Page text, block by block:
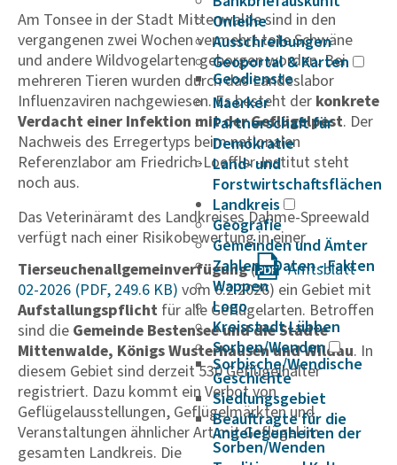
Onleihe
Ausschreibungen
Geoportal & Karten
Geodienste
Maerker
Partnerschaft für
Demokratie
Land- und
Forstwirtschaftsflächen
Landkreis
Geografie
Gemeinden und Ämter
Zahlen - Daten - Fakten
Wappen
Logo
Kreisstadt Lübben
Sorben/Wenden
Sorbische/Wendische
Geschichte
Siedlungsgebiet
Beauftragte für die
Angelegenheiten der
Sorben/Wenden
Am Tonsee in der Stadt Mittenwalde sind in den
vergangenen zwei Wochen vermehrt tote Schwäne
und andere Wildvogelarten geborgen worden. Bei
mehreren Tieren wurden durch das Landeslabor
Influenzaviren nachgewiesen. Es besteht der konkrete
Verdacht einer Infektion mit der Geflügelpest. Der
Nachweis des Erregertyps beim nationalen
Referenzlabor am Friedrich-Loeffler-Institut steht
noch aus.
Das Veterinäramt des Landkreises Dahme-Spreewald
verfügt nach einer Risikobewertung in einer
Tierseuchenallgemeinverfügung(
Amts­blatt
02-2026
vom 6.2.2026) ein Gebiet mit
Aufstallungspflicht für alle Geflügelarten. Betroffen
sind die Gemeinde Bestensee und die Städte
Mittenwalde, Königs Wusterhausen und Wildau. In
diesem Gebiet sind derzeit 530 Geflügelhalter
registriert. Dazu kommt ein Verbot von
Geflügelausstellungen, Geflügelmärkten und
Veranstaltungen ähnlicher Art mit Geflügel im
gesamten Landkreis. Die